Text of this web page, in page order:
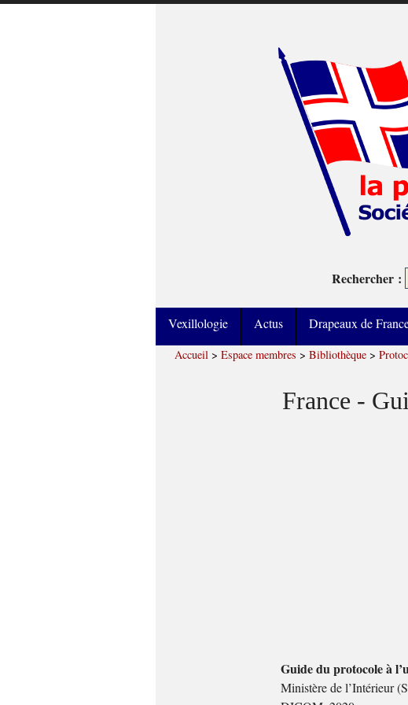
Rechercher :
Vexillologie Actus Drapeaux de
Accueil > Espace membres > Bibliothèque >
France -
Guide du protocole à
Ministère de l’Intérieur